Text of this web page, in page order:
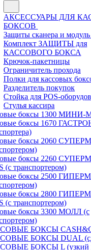
АКСЕССУАРЫ ДЛЯ
БОКСОВ
Защиты сканера и модуль
Комплект ЗАЩИТЫ для
КАССОВОГО БОКСА
Крючок-пакетницы
Ограничитель прохода
Полки для кассовых
Разделитель покупок
Стойка для POS-
Стулья кассира
боксы 1300
боксы 1670
боксы 2060
боксы 2260
(с транспортером)
боксы 2500
боксы 2800
(с транспортером)
боксы 3300 МОЛЛ (с
БОКСЫ
БОКСЫ DUAL
БОКСЫ L (узкий